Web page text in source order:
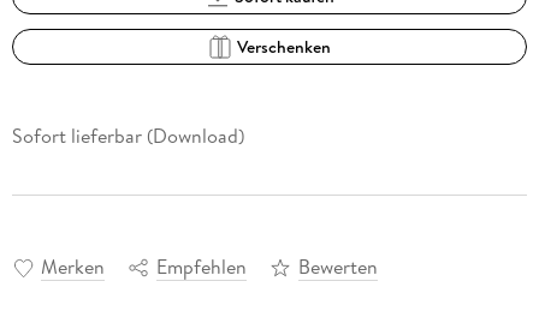
Verschenken
Sofort lieferbar (Download)
Merken Empfehlen Bewerten